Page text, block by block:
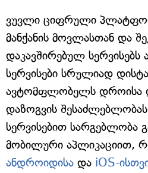
ვუვლი ციფრული
მანქანის მოვლასთან და
დაკავშირებულ სერვისებს
სერვისები სრულიად
ავტომფლობელს დროისა
დაზოგვის
სერვისებით სარგებლობა
მობილური აპლიკაციით,
ანდროიდისა და iOS-